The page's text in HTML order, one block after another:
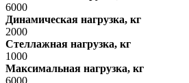
6000
Динамическая нагрузка, кг
2000
Стеллажная нагрузка, кг
1000
Максимальная нагрузка, кг
6000